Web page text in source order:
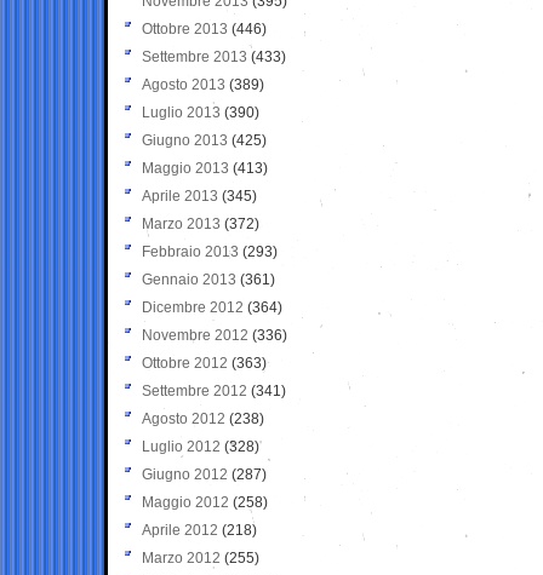
Ottobre 2013 (446)
Settembre 2013 (433)
Agosto 2013 (389)
Luglio 2013 (390)
Giugno 2013 (425)
Maggio 2013 (413)
Aprile 2013 (345)
Marzo 2013 (372)
Febbraio 2013 (293)
Gennaio 2013 (361)
Dicembre 2012 (364)
Novembre 2012 (336)
Ottobre 2012 (363)
Settembre 2012 (341)
Agosto 2012 (238)
Luglio 2012 (328)
Giugno 2012 (287)
Maggio 2012 (258)
Aprile 2012 (218)
Marzo 2012 (255)